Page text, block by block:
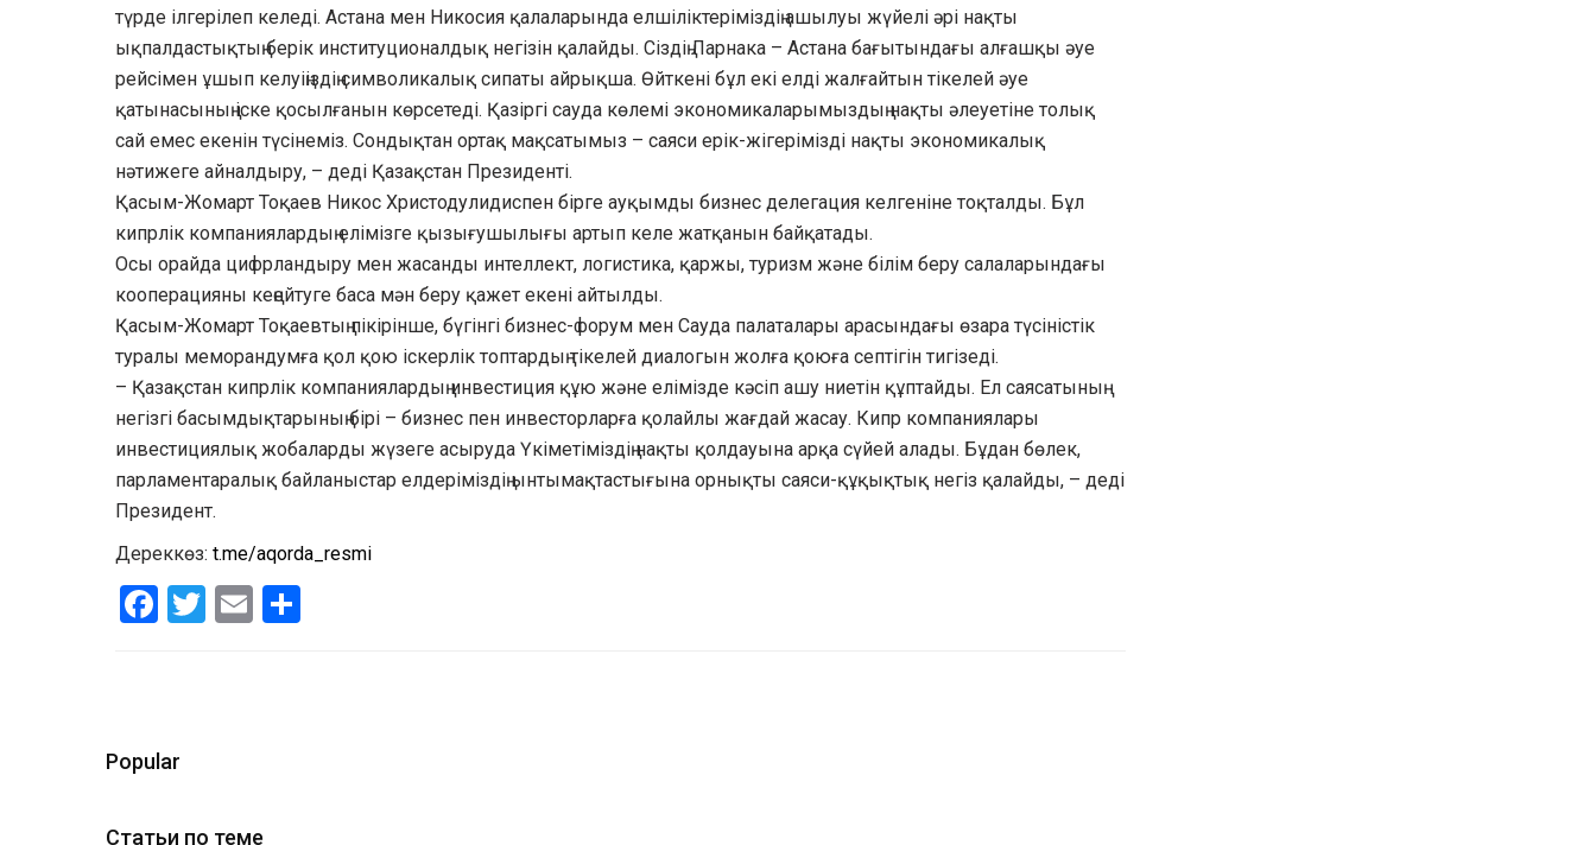
түрде ілгерілеп келеді. Астана мен Никосия қалаларында елшіліктеріміздің ашылуы жүйелі әрі нақты
ықпалдастықтың берік институционалдық негізін қалайды. Сіздің Ларнака – Астана бағытындағы алғашқы әуе
рейсімен ұшып келуіңіздің символикалық сипаты айрықша. Өйткені бұл екі елді жалғайтын тікелей әуе
қатынасының іске қосылғанын көрсетеді. Қазіргі сауда көлемі экономикаларымыздың нақты әлеуетіне толық
сай емес екенін түсінеміз. Сондықтан ортақ мақсатымыз – саяси ерік-жігерімізді нақты экономикалық
нәтижеге айналдыру, – деді Қазақстан Президенті.
Қасым-Жомарт Тоқаев Никос Христодулидиспен бірге ауқымды бизнес делегация келгеніне тоқталды. Бұл
кипрлік компаниялардың елімізге қызығушылығы артып келе жатқанын байқатады.
Осы орайда цифрландыру мен жасанды интеллект, логистика, қаржы, туризм және білім беру салаларындағы
кооперацияны кеңейтуге баса мән беру қажет екені айтылды.
Қасым-Жомарт Тоқаевтың пікірінше, бүгінгі бизнес-форум мен Сауда палаталары арасындағы өзара түсіністік
туралы меморандумға қол қою іскерлік топтардың тікелей диалогын жолға қоюға септігін тигізеді.
– Қазақстан кипрлік компаниялардың инвестиция құю және елімізде кәсіп ашу ниетін құптайды. Ел саясатының
негізгі басымдықтарының бірі – бизнес пен инвесторларға қолайлы жағдай жасау. Кипр компаниялары
инвестициялық жобаларды жүзеге асыруда Үкіметіміздің нақты қолдауына арқа сүйей алады. Бұдан бөлек,
парламентаралық байланыстар елдеріміздің ынтымақтастығына орнықты саяси-құқықтық негіз қалайды, – деді
Президент.
Дереккөз: t.me/aqorda_resmi
Facebook
Twitter
Email
Popular
Статьи по теме